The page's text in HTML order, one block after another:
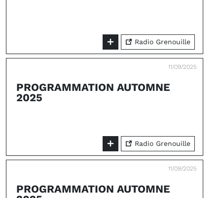
Radio Grenouille
11/09/2025
PROGRAMMATION AUTOMNE
2025
Radio Grenouille
11/09/2025
PROGRAMMATION AUTOMNE